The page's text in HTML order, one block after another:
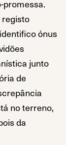
promessa.
registo
ónus
junto
de
no terreno,
da